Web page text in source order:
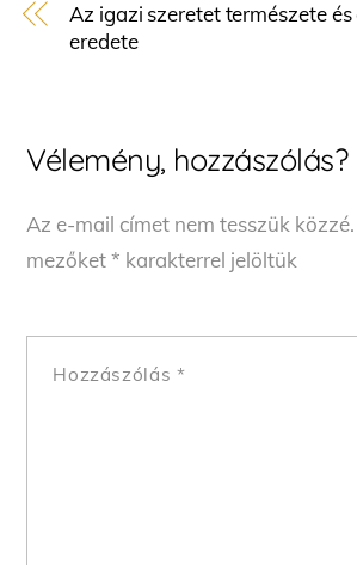
Az igazi szeretet természete
eredete
Vélemény, hozzászólás?
Az e-mail címet nem tesszük közzé.
mezőket* karakterrel jelöltük
Hozzászólás *